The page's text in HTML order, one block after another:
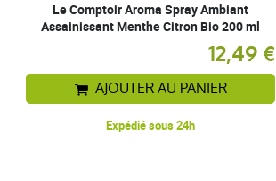
Le Comptoir Aroma Spray Ambiant
Assainissant Menthe Citron Bio 200 ml
12,49 €
AJOUTER AU PANIER
Expédié sous 24h